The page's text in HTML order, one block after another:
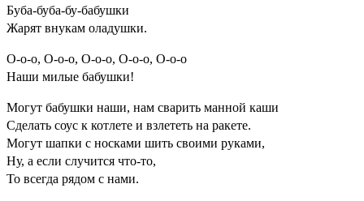
Буба-буба-бу-бабушки
Жарят внукам оладушки.
О-о-о, О-о-о, О-о-о, О-о-о, О-о-о
Наши милые бабушки!
Могут бабушки наши, нам сварить манной каши
Сделать соус к котлете и взлететь на ракете.
Могут шапки с носками шить своими руками,
Ну, а если случится что-то,
То всегда рядом с нами.